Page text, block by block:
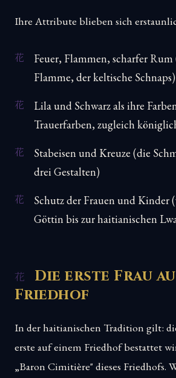
Ihre Attribute blieben sich
Feuer, Flammen, scharfer
Flamme, der keltische Schnaps)
Lila und Schwarz als ihre
Trauerfarben, zugleich
Stabeisen und Kreuze (die
drei Gestalten)
Schutz der Frauen und Kinder
Göttin bis zur haitianischen
Die erste Frau
Friedhof
In der haitianischen Tradition gilt:
erste auf einem Friedhof bestattet
„Baron Cimitière" dieses Friedhofs.